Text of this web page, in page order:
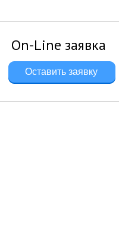
On-Line заявка
Оставить заявку